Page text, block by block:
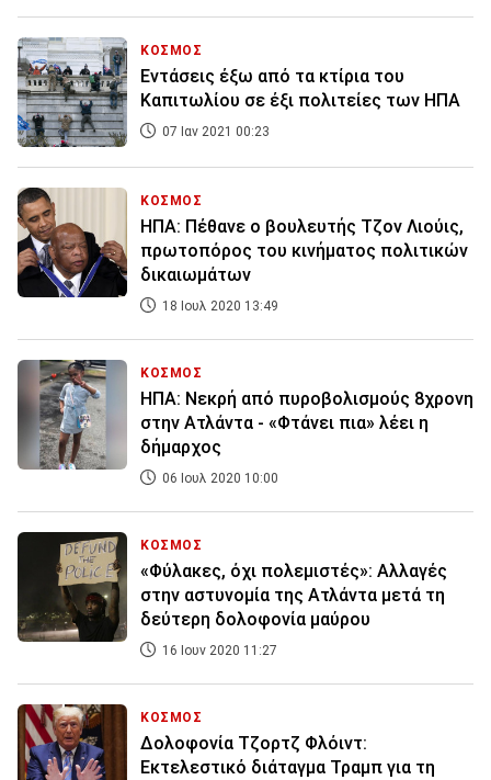
ΚΟΣΜΟΣ
Εντάσεις έξω από τα κτίρια του
Καπιτωλίου σε έξι πολιτείες των ΗΠΑ
07 Ιαν 2021 00:23
ΚΟΣΜΟΣ
ΗΠΑ: Πέθανε ο βουλευτής Τζον Λιούις,
πρωτοπόρος του κινήματος πολιτικών
δικαιωμάτων
18 Ιουλ 2020 13:49
ΚΟΣΜΟΣ
ΗΠΑ: Νεκρή από πυροβολισμούς 8χρονη
στην Ατλάντα - «Φτάνει πια» λέει η
δήμαρχος
06 Ιουλ 2020 10:00
ΚΟΣΜΟΣ
«Φύλακες, όχι πολεμιστές»: Αλλαγές
στην αστυνομία της Ατλάντα μετά τη
δεύτερη δολοφονία μαύρου
16 Ιουν 2020 11:27
ΚΟΣΜΟΣ
Δολοφονία Τζορτζ Φλόιντ:
Εκτελεστικό διάταγμα Τραμπ για τη